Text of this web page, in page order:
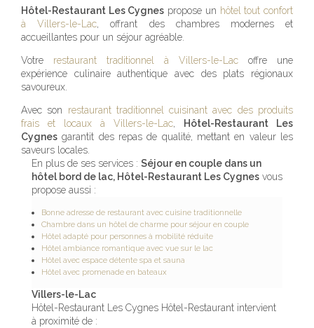
Hôtel-Restaurant Les Cygnes propose un hôtel tout confort
à Villers-le-Lac, offrant des chambres modernes et
accueillantes pour un séjour agréable.
Votre restaurant traditionnel à Villers-le-Lac offre une
expérience culinaire authentique avec des plats régionaux
savoureux.
Avec son restaurant traditionnel cuisinant avec des produits
frais et locaux à Villers-le-Lac,
Hôtel-Restaurant Les
Cygnes garantit des repas de qualité, mettant en valeur les
saveurs locales.
En plus de ses services : Séjour en couple dans un
hôtel bord de lac, Hôtel-Restaurant Les Cygnes vous
propose aussi :
Bonne adresse de restaurant avec cuisine traditionnelle
Chambre dans un hôtel de charme pour séjour en couple
Hôtel adapté pour personnes à mobilité réduite
Hôtel ambiance romantique avec vue sur le lac
Hôtel avec espace détente spa et sauna
Hôtel avec promenade en bateaux
Villers-le-Lac
Hôtel-Restaurant Les Cygnes Hôtel-Restaurant intervient
à proximité de :